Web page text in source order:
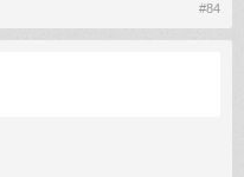
#84